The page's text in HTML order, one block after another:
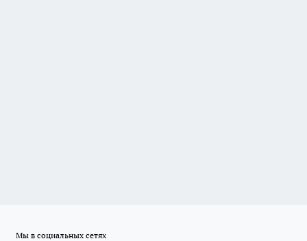
Мы в социальных сетях